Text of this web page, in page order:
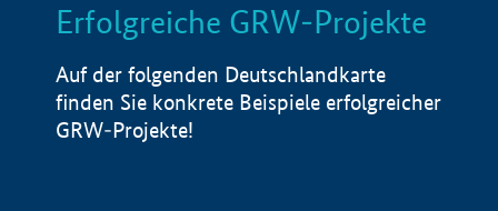
LISTE Info
Erfolgreiche GRW-Projekte
Auf der folgenden Deutschlandkarte
finden Sie konkrete Beispiele erfolgreicher
GRW-Projekte!